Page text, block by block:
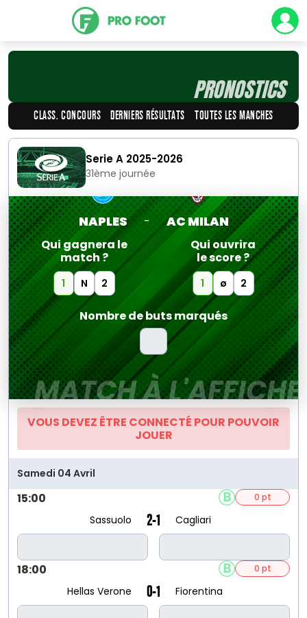
PRONOSTICS
CLASS. CONCOURS DERNIERS RÉSULTATS TOUTES LES MANCHES
Serie A 2025-2026
31ème journée
MATCH À L'AFFICHE
NAPLES - AC MILAN
Qui gagnera le
match ?
1 N 2
Qui ouvrira
le score ?
1 ø 2
Nombre de buts marqués
VOUS DEVEZ ÊTRE CONNECTÉ POUR POUVOIR
JOUER
Samedi 04 Avril
15:00
Sassuolo Cagliari
2-1
0 pt
18:00
Hellas Verone Fiorentina
0-1
0 pt